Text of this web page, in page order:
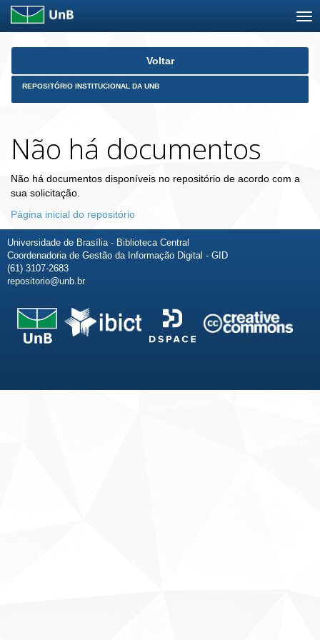
Skip
Voltar
REPOSITÓRIO INSTITUCIONAL DA UNB
Não há documentos
Não há documentos disponíveis no repositório de acordo com a
sua solicitação.
Página inicial do repositório
Universidade de Brasília - Biblioteca Central
Coordenadoria de Gestão da Informação Digital - GID
(61) 3107-2683
repositorio@unb.br